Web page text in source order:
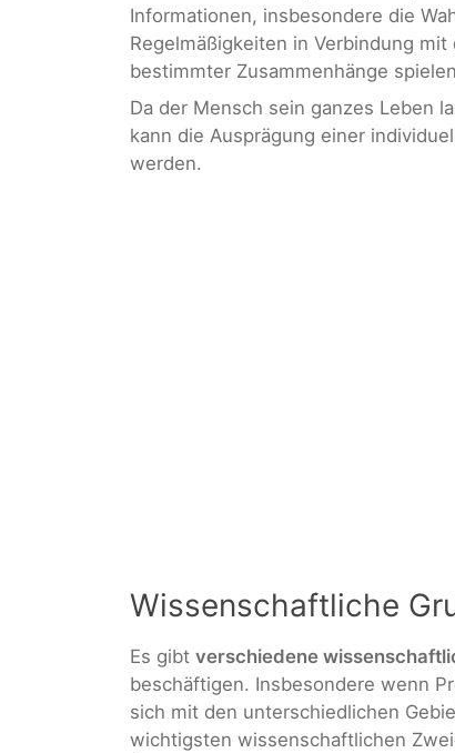
Informationen, insbesondere die
Regelmäßigkeiten in Verbindung
bestimmter Zusammenhänge
Da der Mensch sein ganzes Leben
kann die Ausprägung einer
werden.
Wissenschaftliche
Es gibt verschiedene
beschäftigen. Insbesondere wenn
sich mit den unterschiedlichen
wichtigsten wissenschaftlichen